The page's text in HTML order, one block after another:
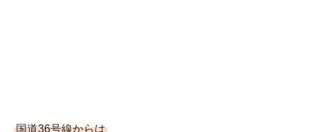
国道36号線からは